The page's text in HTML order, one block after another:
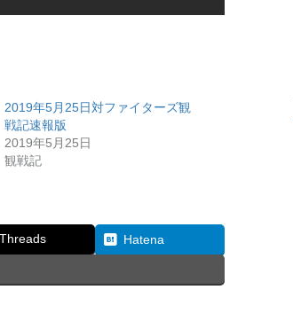
2019年5月25日対ファイターズ観
戦記速報版
2019年5月25日
観戦記
Threads Hatena